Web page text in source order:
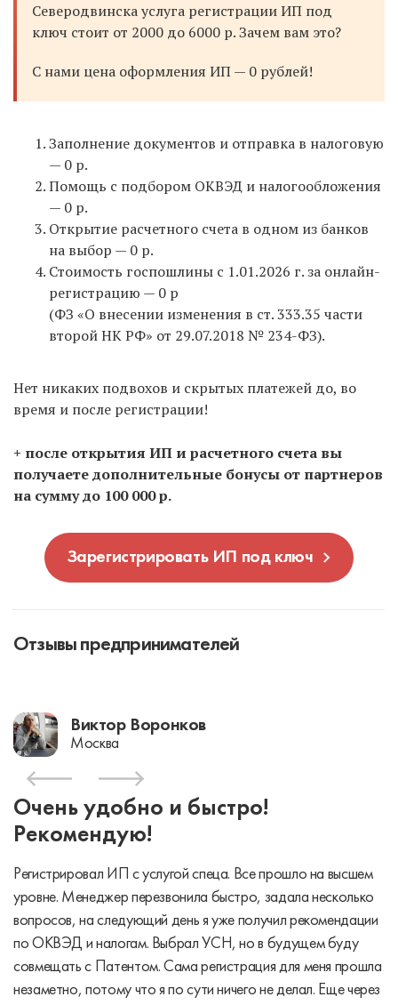
Северодвинска услуга регистрации ИП под
ключ стоит от 2000 до 6000 р. Зачем вам это?
С нами цена оформления ИП — 0 рублей!
Заполнение документов и отправка в налоговую
— 0 р.
Помощь с подбором ОКВЭД и налогообложения
— 0 р.
Открытие расчетного счета в одном из банков
на выбор — 0 р.
Стоимость госпошлины с 1.01.2026 г. за онлайн-
регистрацию — 0 р
(ФЗ «О внесении изменения в ст. 333.35 части
второй НК РФ» от 29.07.2018 № 234-ФЗ).
Нет никаких подвохов и скрытых платежей до, во
время и после регистрации!
+ после открытия ИП и расчетного счета вы
получаете дополнительные бонусы от партнеров
на сумму до 100 000 р.
Зарегистрировать ИП под ключ
Отзывы предпринимателей
Виктор Воронков
Москва
Очень удобно и быстро!
Рекомендую!
Регистрировал ИП с услугой спеца. Все прошло на высшем
уровне. Менеджер перезвонила быстро, задала несколько
вопросов, на следующий день я уже получил рекомендации
по ОКВЭД и налогам. Выбрал УСН, но в будущем буду
совмещать с Патентом. Сама регистрация для меня прошла
незаметно, потому что я по сути ничего не делал. Еще через